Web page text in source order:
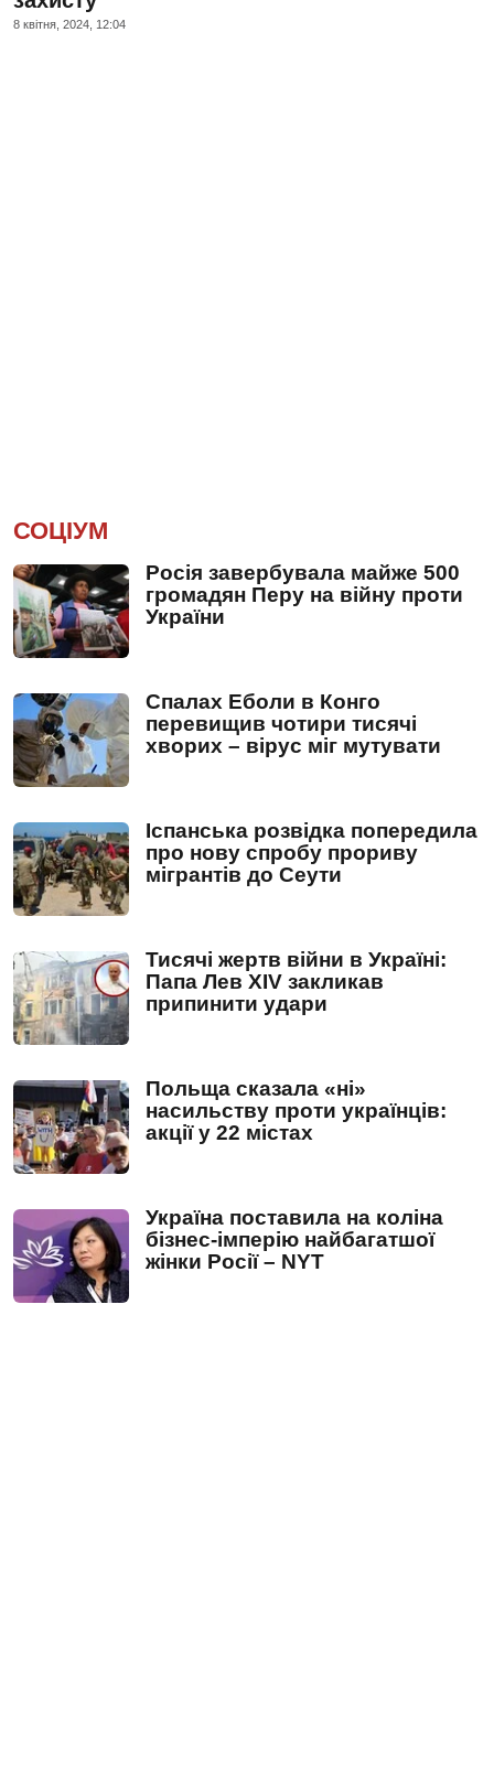
8 квiтня, 2024, 12:04
СОЦІУМ
Росія завербувала майже 500
громадян Перу на війну проти
України
Спалах Еболи в Конго
перевищив чотири тисячі
хворих – вірус міг мутувати
Іспанська розвідка попередила
про нову спробу прориву
мігрантів до Сеути
Тисячі жертв війни в Україні:
Папа Лев XIV закликав
припинити удари
Польща сказала «ні»
насильству проти українців:
акції у 22 містах
Україна поставила на коліна
бізнес-імперію найбагатшої
жінки Росії – NYT